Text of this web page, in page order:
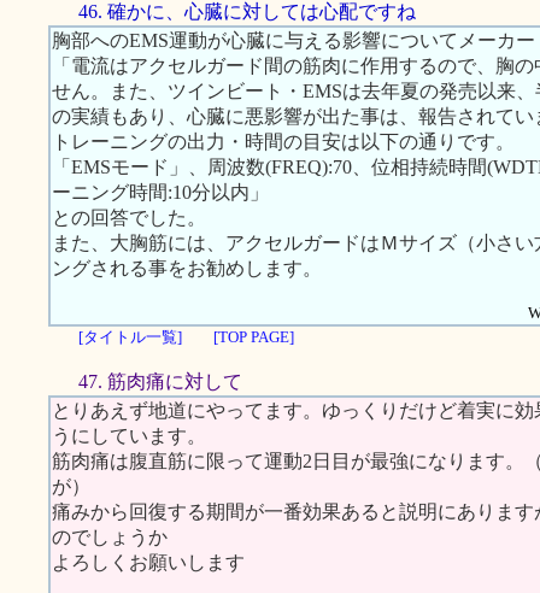
46. 確かに、心臓に対しては心配ですね
胸部へのEMS運動が心臓に与える影響についてメーカ
「電流はアクセルガード間の筋肉に作用するので、胸
せん。また、ツインビート・EMSは去年夏の発売以来
の実績もあり、心臓に悪影響が出た事は、報告されて
トレーニングの出力・時間の目安は以下の通りです。
「EMSモード」、周波数(FREQ):70、位相持続時間
ーニング時間:10分以内」
との回答でした。
また、大胸筋には、アクセルガードはＭサイズ（小さ
ングされる事をお勧めします。
[タイトル一覧]
[TOP PAGE]
47. 筋肉痛に対して
とりあえず地道にやってます。ゆっくりだけど着実に
うにしています。
筋肉痛は腹直筋に限って運動2日目が最強になります。
が）
痛みから回復する期間が一番効果あると説明にありま
のでしょうか
よろしくお願いします